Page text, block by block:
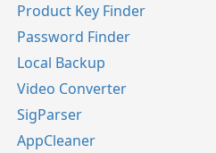
Product Key Finder
Password Finder
Local Backup
Video Converter
SigParser
AppCleaner